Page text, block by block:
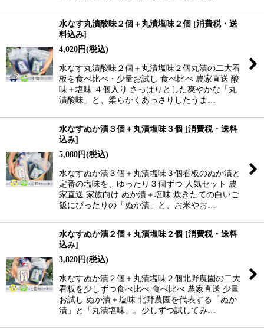
水なす丸漬酸味２個＋丸漬塩味２個 [消費税・送
料込み]
4,020円(税込)
水なす丸漬酸味２個＋丸漬塩味２個丸漬の二大看
板を食べ比べ・少量お試し 食べ比べ 農家直送 酸
味＋塩味 ４個入り さっぱりとした爽やかな「丸
漬酸味」と、柔らかくあっさりしたうま…
水なすぬか漬３個＋丸漬塩味３個 [消費税・送料
込み]
5,080円(税込)
水なすぬか漬３個＋丸漬塩味３個看板のぬか漬と
定番の塩味を、ゆったり３個ずつ 人気セット 農
家直送 家族向け ぬか漬＋塩味 炊きたての白いご
飯にぴったりの「ぬか漬」と、お米やお…
水なすぬか漬２個＋丸漬塩味２個 [消費税・送料
込み]
3,820円(税込)
水なすぬか漬２個＋丸漬塩味２個北野農園の二大
看板を少しずつ食べ比べ 食べ比べ 農家直送 少量
お試し ぬか漬＋塩味 北野農園を代表する「ぬか
漬」と「丸漬塩味」。少しずつ試してみ…